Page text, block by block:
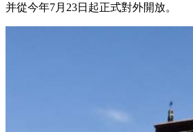
并從今年7月23日起正式對外開放。